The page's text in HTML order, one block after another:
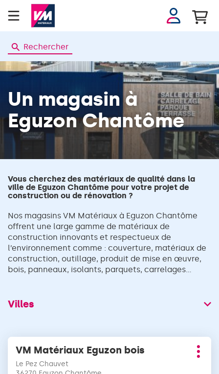
Se
connecter
Rechercher
Un magasinà
Eguzon Chantôme
Vous cherchez des matériaux de qualité dans la
ville de Eguzon Chantôme pour votre projet de
construction ou de rénovation ?
Nos magasins VM Matériaux à Eguzon Chantôme
offrent une large gamme de matériaux de
construction innovants et respectueux de
l’environnement comme : couverture, matériaux de
construction, outillage, produit de mise en œuvre,
bois, panneaux, isolants, parquets, carrelages...
Villes
Appuyer
surPoint
de
vente
VM Matériaux Eguzon bois
Le Pez Chauvet
Plus